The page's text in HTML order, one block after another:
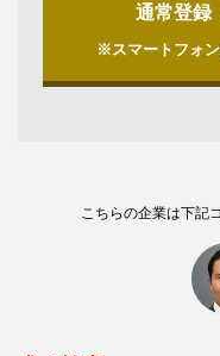
通常登録
※スマートフォン
こちらの企業は下記